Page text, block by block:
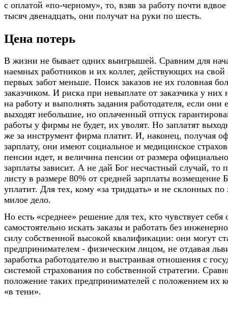
с оплатой «по-черному», то, взяв за работу почти
тысяч двенадцать, они получат на руки по шесть.
Цена потерь
В жизни не бывает одних выигрышей. Сравним для
наемных работников и их коллег, действующих на
первых забот меньше. Поиск заказов не их головная
заказчиком. И риска при невыплате от заказчика у
на работу и выполнять задания работодателя, если они
выходят небольшие, но оплаченный отпуск
работы у фирмы не будет, их уволят. Но заплатят
же за инструмент фирма платит. И, наконец, получая
зарплату, они имеют социальное и медицинское
пенсии идет, и величина пенсии от размера
зарплаты зависит. А не дай Бог несчастный случай, то
листу в размере 80% от средней зарплаты возмещение
уплатит. Для тех, кому «за тридцать» и не склонных по
милое дело.
Но есть «среднее» решение для тех, кто чувствует
самостоятельно искать заказы и работать без
силу собственной высокой квалификации: они могут
предпринимателем - физическим лицом, не отдавая
заработка работодателю и выстраивая отношения с
системой страхования по собственной стратегии.
положение таких предпринимателей с положением их
«в тени».